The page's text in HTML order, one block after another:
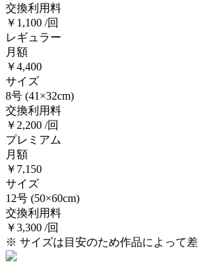
交換利用料
￥1,100 /回
レギュラー
月額
￥4,400
サイズ
8号 (41×32cm)
交換利用料
￥2,200 /回
プレミアム
月額
￥7,150
サイズ
12号 (50×60cm)
交換利用料
￥3,300 /回
※ サイズは目安のため作品によって差